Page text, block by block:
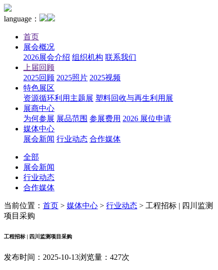
language：
首页
展会概况
2026展会介绍 组织机构 联系我们
上届回顾
2025回顾 2025照片 2025视频
特色展区
资源循环利用主题展 塑料回收与再生利用展
展商中心
为何参展 展品范围 参展费用 2026 展位申请
媒体中心
展会新闻 行业动态 合作媒体
全部
展会新闻
行业动态
合作媒体
当前位置： 首页 > 媒体中心 > 行业动态 > 工程招标 | 四川监测
项目采购
工程招标 | 四川监测项目采购
发布时间：2025-10-13浏览量：427次